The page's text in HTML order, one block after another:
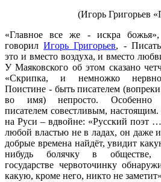
(Игорь Григорьев
«Главное все же - искра
говорилИгорь Григорьев, -
это и вместо воздуха, и вместо
У Маяковского об этом сказано
«Скрипка, и немножко
Поистине - быть писателем
во имя) непросто. Особенно
писателем совестливым,
на Руси – вдвойне: «Русский поэт
любой властью не в ладах, он даже
добрые времена найдёт, увидит
нибудь болячку в обществе,
государстве червоточинку
какую, кроме него, никто не